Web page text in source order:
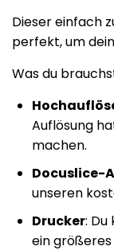
Dieser einfach
perfekt, um
Was du
Auflösung
machen.
Docuslice-
unseren
Drucker:
ein